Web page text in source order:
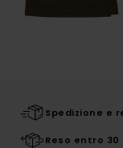
Spedizione e
Reso entro 30